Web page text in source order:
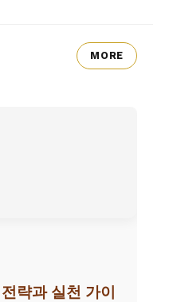
MORE
략과 실천 가이